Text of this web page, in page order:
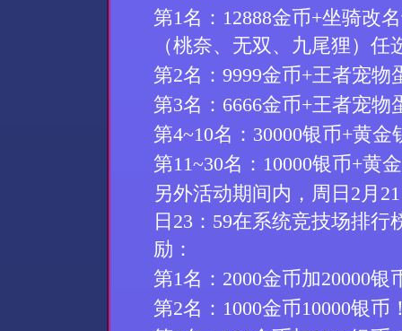
第1名： 12888金币+坐骑改
（桃奈、 无双、九尾狸）任
第2名： 9999金币+王者宠物
第3名： 6666金币+王者宠物
第4~10名： 30000银币+黄金
第11~30名： 10000银币+黄
另外活动期间内，周日 2 月 21
日 23 ： 59在系统竞技场排行
励：
第1名 ： 2000金币加20000银
第2名： 1000金币10000银币